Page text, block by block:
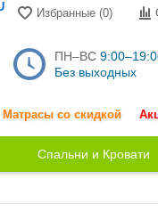
Избранные (0)
ПН–ВС
Без выходных
Матрасы со скидкой
Спальни и Кровати